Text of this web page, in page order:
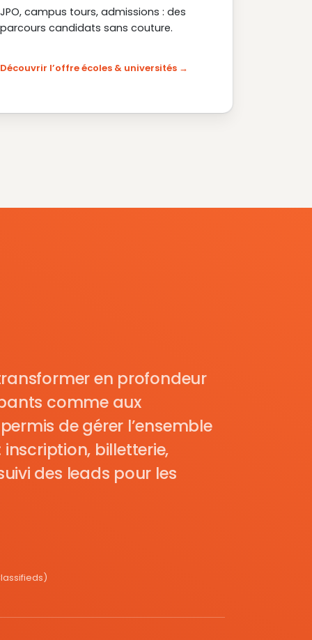
JPO, campus tours, admissions : des
parcours candidats sans couture.
Découvrir l’offre écoles & universités
en profondeur
comme aux
de gérer l’ensemble
billetterie,
des leads pour les